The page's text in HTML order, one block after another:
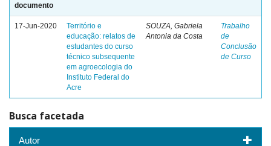
documento
17-Jun-2020
Território e
educação: relatos de
estudantes do curso
técnico subsequente
em agroecologia do
Instituto Federal do
Acre
SOUZA, Gabriela
Antonia da Costa
Trabalho
de
Conclusão
de Curso
Busca facetada
Autor